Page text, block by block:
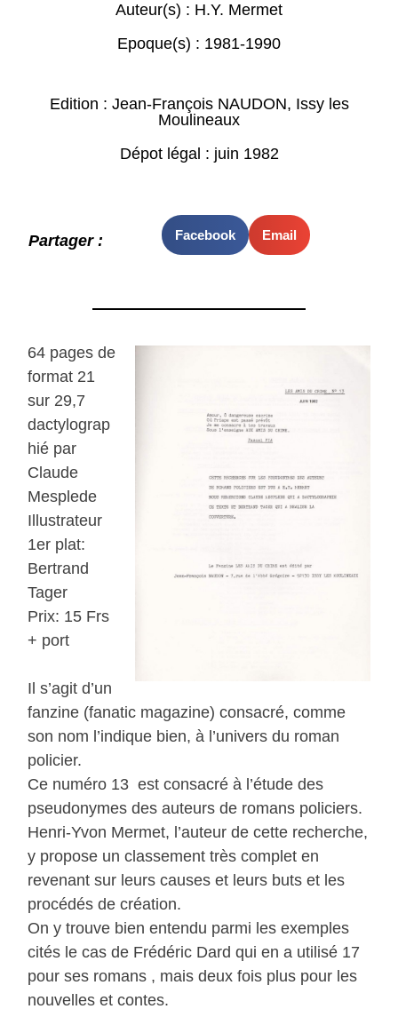
Auteur(s) : H.Y. Mermet
Epoque(s) : 1981-1990
Edition : Jean-François NAUDON, Issy les
Moulineaux
Dépot légal : juin 1982
Partager : Facebook Email
64 pages de
format 21
sur 29,7
dactylograp
hié par
Claude
Mesplede
Illustrateur
1er plat:
Bertrand
Tager
Prix: 15 Frs
+ port
Il s’agit d’un
fanzine (fanatic magazine) consacré, comme
son nom l’indique bien, à l’univers du roman
policier.
Ce numéro 13 est consacré à l’étude des
pseudonymes des auteurs de romans policiers.
Henri-Yvon Mermet, l’auteur de cette recherche,
y propose un classement très complet en
revenant sur leurs causes et leurs buts et les
procédés de création.
On y trouve bien entendu parmi les exemples
cités le cas de Frédéric Dard qui en a utilisé 17
pour ses romans , mais deux fois plus pour les
nouvelles et contes.